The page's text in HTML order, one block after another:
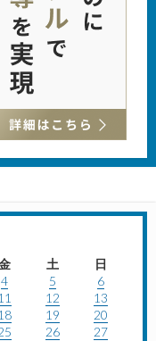
土
日
4 5
6
12
13
19
20
26
27